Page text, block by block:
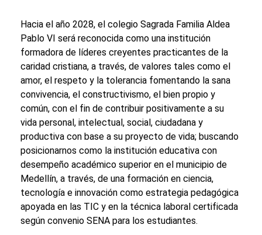
Hacia el año 2028, el colegio Sagrada Familia Aldea
Pablo VI será reconocida como una institución
formadora de líderes creyentes practicantes de la
caridad cristiana, a través, de valores tales como el
amor, el respeto y la tolerancia fomentando la sana
convivencia, el constructivismo, el bien propio y
común, con el fin de contribuir positivamente a su
vida personal, intelectual, social, ciudadana y
productiva con base a su proyecto de vida; buscando
posicionarnos como la institución educativa con
desempeño académico superior en el municipio de
Medellín, a través, de una formación en ciencia,
tecnología e innovación como estrategia pedagógica
apoyada en las TIC y en la técnica laboral certificada
según convenio SENA para los estudiantes.